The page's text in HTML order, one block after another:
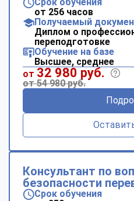
от 256 часов
Получаемый
Диплом о
переподготовке
Обучение на базе
Высшее, среднее
от 32 980 руб.
от 54 980 руб.
Консультант по
безопасности
Срок обучения